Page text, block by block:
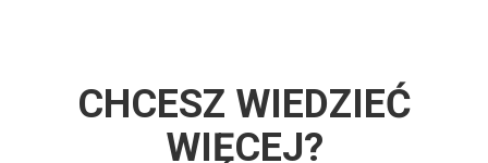
CHCESZ WIEDZIEĆ
WIĘCEJ?